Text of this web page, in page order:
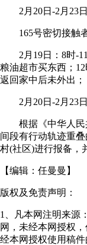
2月20日-2月23日
165号密切接触者
2月19日：8时-11
粮油超市买东西；
返回家中后未外出；
2月20日-2月23日
根据《中华人民
间段有行动轨迹重
村(社区)进行报备，
【编辑： 任曼曼 】
版权及免责声明：
1、凡本网注明来源
网，未经本网授权
经本网授权使用稿